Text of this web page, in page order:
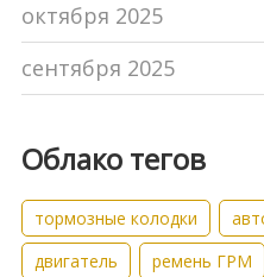
октября 2025
сентября 2025
Облако тегов
тормозные колодки
двигатель
ремень ГРМ